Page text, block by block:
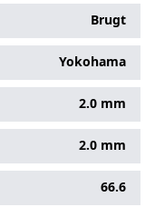
Brugt
Yokohama
2.0 mm
2.0 mm
66.6